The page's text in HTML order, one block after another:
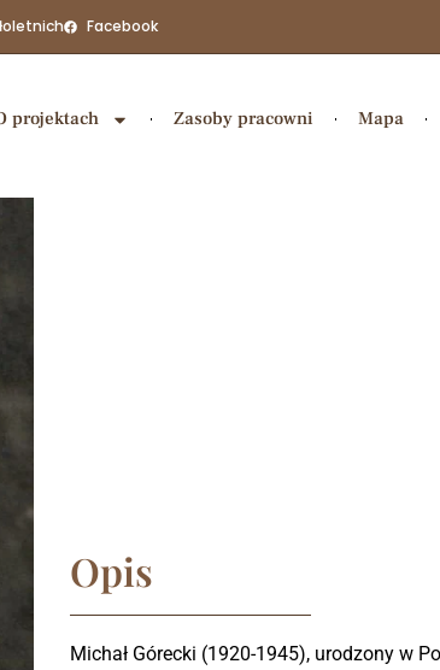
Facebook
projektach Zasoby pracowni Mapa
Opis
Michał Górecki (1920-1945), urodzony w